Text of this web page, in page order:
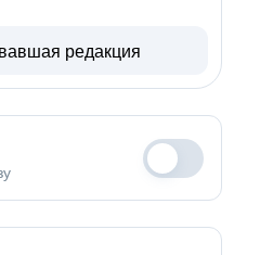
редакция